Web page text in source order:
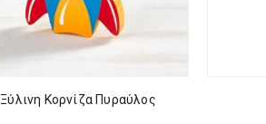
Ξύλινη Κορνίζα Πυραύλος